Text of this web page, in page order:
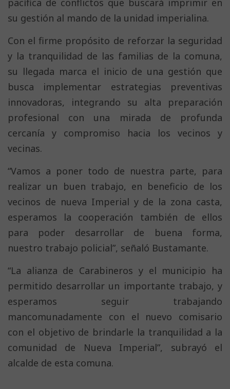
pacífica de conflictos que buscará imprimir en
su gestión al mando de la unidad imperialina.
Con el firme propósito de reforzar la seguridad
y la tranquilidad de las familias de la comuna,
su llegada marca el inicio de una gestión que
busca implementar estrategias preventivas
innovadoras, integrando su alta preparación
profesional con una mirada de profunda
cercanía y compromiso hacia los vecinos y
vecinas.
“Vamos a poner todo de nuestra parte, para
realizar un buen trabajo, en beneficio de los
vecinos de nueva Imperial y de la zona casta,
esperamos la cooperación también de ellos
para poder desarrollar de buena forma,
nuestro trabajo policial”, señaló Bustamante.
“La alianza de Carabineros y el municipio ha
permitido desarrollar un importante trabajo, y
esperamos seguir trabajando
mancomunadamente con el nuevo comisario
con el objetivo de brindarle la tranquilidad a la
comunidad de Nueva Imperial”, subrayó el
alcalde de esta comuna.